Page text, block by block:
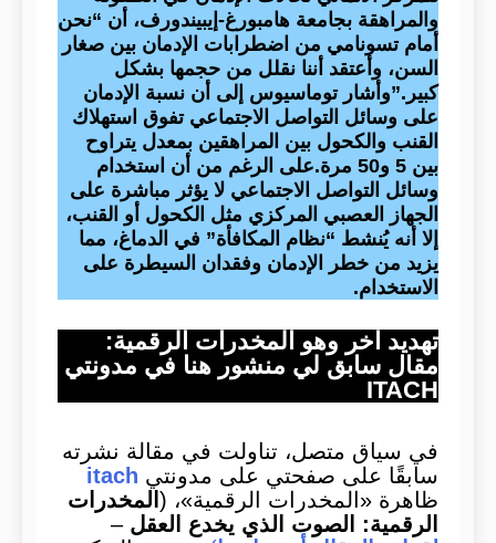
والمراهقة بجامعة هامبورغ-إيبيندورف، أن “نحن
أمام تسونامي من اضطرابات الإدمان بين صغار
السن، وأعتقد أننا نقلل من حجمها بشكل
كبير.”وأشار توماسيوس إلى أن نسبة الإدمان
على وسائل التواصل الاجتماعي تفوق استهلاك
القنب والكحول بين المراهقين بمعدل يتراوح
بين 5 و50 مرة.على الرغم من أن استخدام
وسائل التواصل الاجتماعي لا يؤثر مباشرة على
الجهاز العصبي المركزي مثل الكحول أو القنب،
إلا أنه يُنشط “نظام المكافأة” في الدماغ، مما
يزيد من خطر الإدمان وفقدان السيطرة على
الاستخدام.
تهديد آخر وهو المخدرات الرقمية:
مقال سابق لي منشور هنا في مدونتي
ITACH
في سياق متصل، تناولت في مقالة نشرته
سابقًا على صفحتي على مدونتي itach
ظاهرة «المخدرات الرقمية»، ( المخدرات
الرقمية: الصوت الذي يخدع العقل –